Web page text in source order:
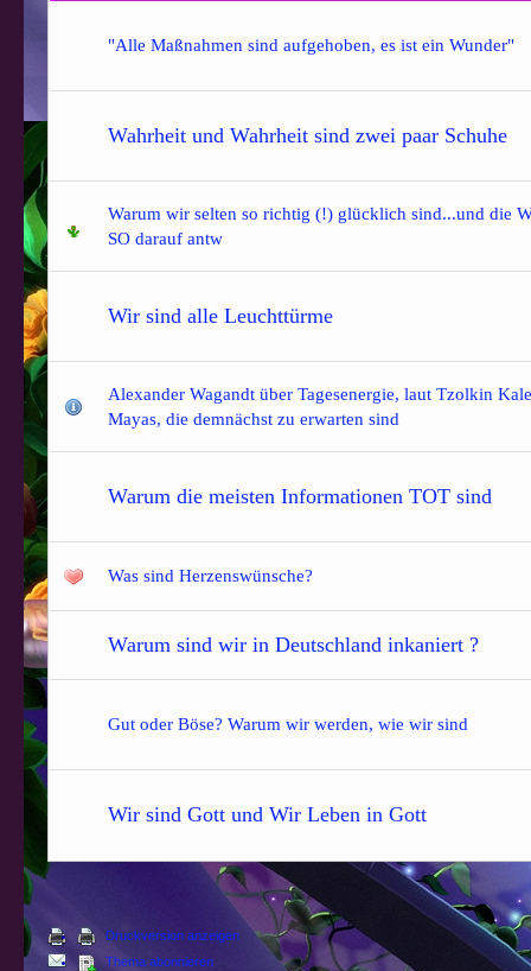
"Alle Maßnahmen sind aufgehoben, es ist ein Wunder"
Wahrheit und Wahrheit sind zwei paar Schuhe
Warum wir selten so richtig (!) glücklich sind...und die
SO darauf antw
Wir sind alle Leuchttürme
Alexander Wagandt über Tagesenergie, laut Tzolkin
Mayas, die demnächst zu erwarten sind
Warum die meisten Informationen TOT sind
Was sind Herzenswünsche?
Warum sind wir in Deutschland inkaniert ?
Gut oder Böse? Warum wir werden, wie wir sind
Wir sind Gott und Wir Leben in Gott
Druckversion anzeigen
Thema abonnieren